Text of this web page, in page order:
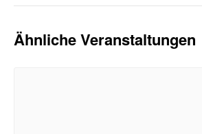
Ähnliche Veranstaltungen